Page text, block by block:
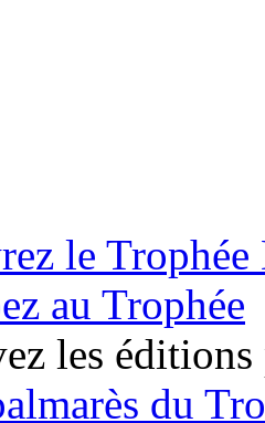
le
au Trophée
les éditions
du